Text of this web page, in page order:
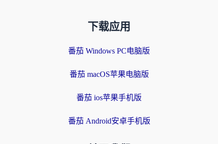
下载应用
番茄 Windows PC电脑版
番茄 macOS苹果电脑版
番茄 ios苹果手机版
番茄 Android安卓手机版